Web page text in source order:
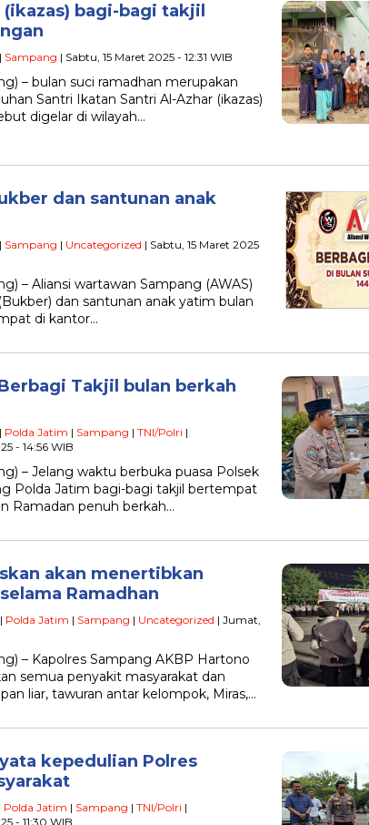
bagi-bagi takjil
| Sampang | Sabtu, 15 Maret 2025 - 12:31 WIB
– bulan suci ramadhan merupakan
Santri Ikatan Santri Al-Azhar (ikazas)
digelar di wilayah…
dan santunan anak
| Sampang | Uncategorized | Sabtu, 15 Maret 2025
– Aliansi wartawan Sampang (AWAS)
dan santunan anak yatim bulan
di kantor…
Takjil bulan berkah
| Polda Jatim | Sampang | TNI/Polri |
- 14:56 WIB
– Jelang waktu berbuka puasa Polsek
Polda Jatim bagi-bagi takjil bertempat
Ramadan penuh berkah…
akan menertibkan
Ramadhan
| Polda Jatim | Sampang | Uncategorized | Jumat,
– Kapolres Sampang AKBP Hartono
semua penyakit masyarakat dan
liar, tawuran antar kelompok, Miras,…
kepedulian Polres
Polda Jatim | Sampang | TNI/Polri |
- 11:30 WIB